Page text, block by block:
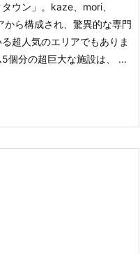
ウン」。 kaze、mori、
ら構成され、驚異的な専門
超人気のエリアでもありま
個分の超巨大な施設は、 ...